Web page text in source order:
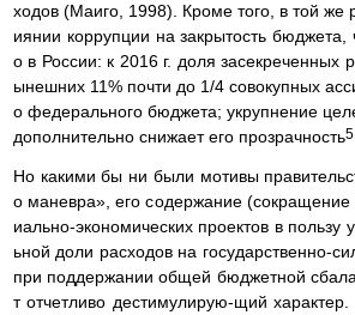
ходов (Маиго, 1998). Кроме того, в той же
иянии коррупции на закрытость бюджета,
о в России: к 2016 г. доля засекреченных
ынешних 11% почти до 1/4 совокупных
о федерального бюджета; укрупнение
дополнительно снижает его прозрачность5
Но какими бы ни были мотивы
о маневра», его содержание
иально-экономических проектов в пользу
ьной доли расходов на государственно-
при поддержании общей бюджетной
т отчетливо дестимулирую-щий